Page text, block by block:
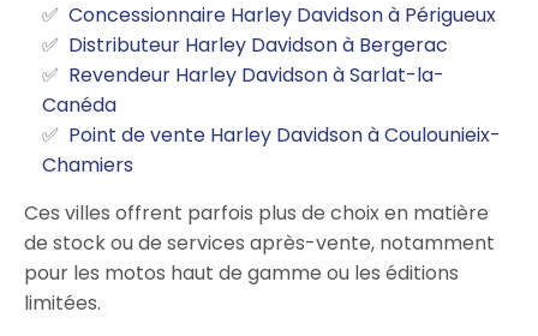
Concessionnaire Harley Davidson à Périgueux
Distributeur Harley Davidson à Bergerac
Revendeur Harley Davidson à Sarlat-la-
Canéda
Point de vente Harley Davidson à Coulounieix-
Chamiers
Ces villes offrent parfois plus de choix en matière
de stock ou de services après-vente, notamment
pour les motos haut de gamme ou les éditions
limitées.